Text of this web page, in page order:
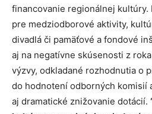
financovanie regionálnej
pre medziodborové aktivity,
divadlá či pamäťové a fondové
aj na negatívne skúsenosti z
výzvy, odkladané rozhodnutia o
do hodnotení odborných komisií
aj dramatické znižovanie dotácií.